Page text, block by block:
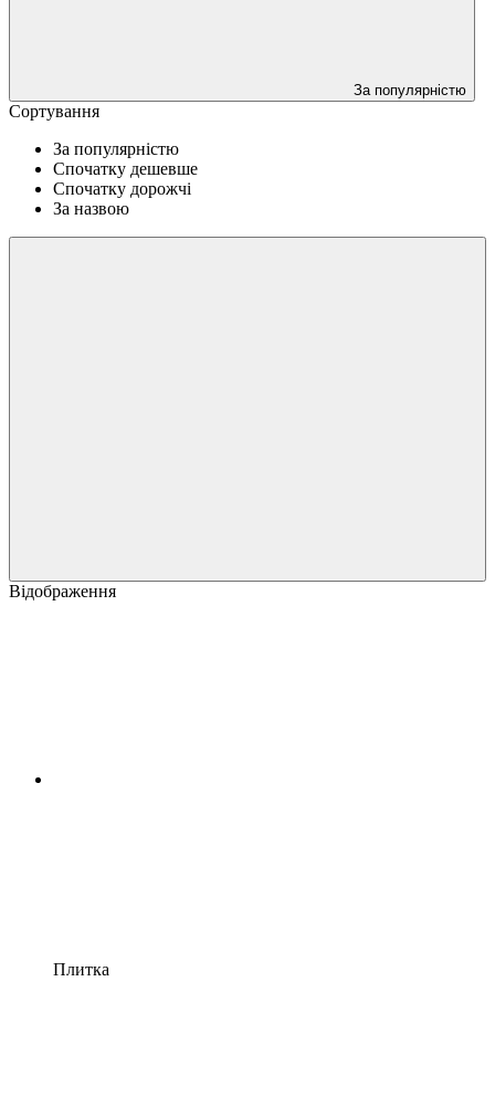
За популярністю
Сортування
За популярністю
Спочатку дешевше
Спочатку дорожчі
За назвою
Відображення
Плитка